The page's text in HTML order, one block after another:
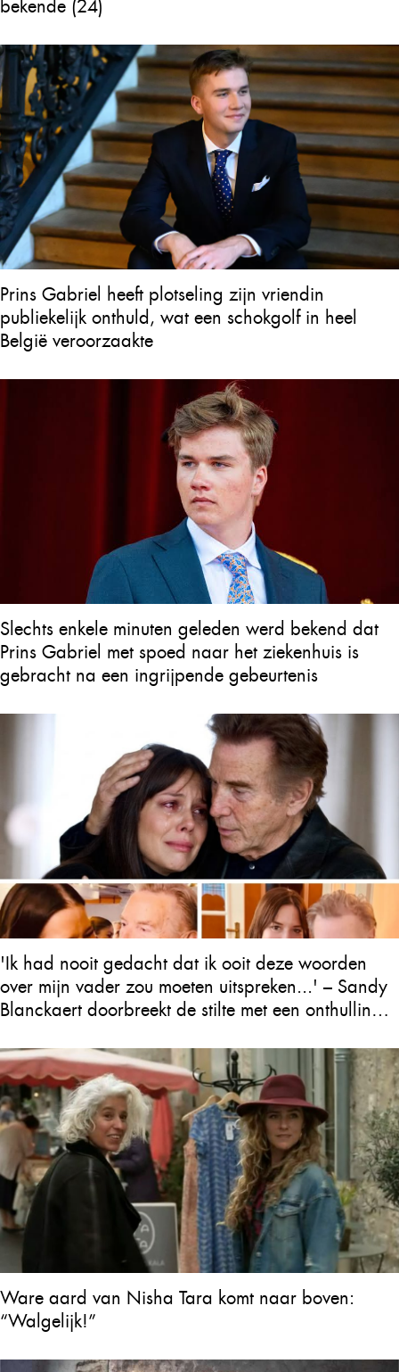
bekende (24)
Prins Gabriel heeft plotseling zijn vriendin
publiekelijk onthuld, wat een schokgolf in heel
België veroorzaakte
Slechts enkele minuten geleden werd bekend dat
Prins Gabriel met spoed naar het ziekenhuis is
gebracht na een ingrijpende gebeurtenis
'Ik had nooit gedacht dat ik ooit deze woorden
over mijn vader zou moeten uitspreken...' – Sandy
Blanckaert doorbreekt de stilte met een onthulling
achterlaat
Ware aard van Nisha Tara komt naar boven:
“Walgelijk!”